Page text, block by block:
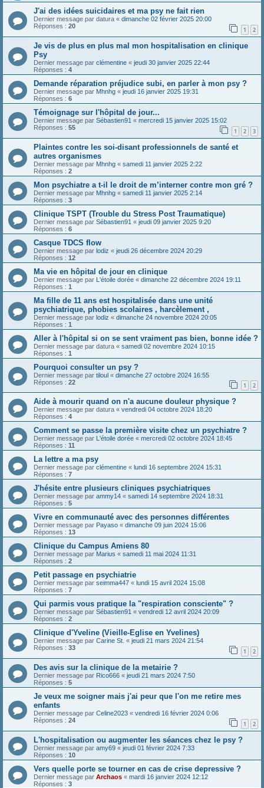
J'ai des idées suicidaires et ma psy ne fait rien
Dernier message par datura « dimanche 02 février 2025 20:00
Réponses : 20 1 2
Je vis de plus en plus mal mon hospitalisation en clinique
Psy
Dernier message par clémentine « jeudi 30 janvier 2025 22:44
Réponses : 4
Demande réparation préjudice subi, en parler à mon psy ?
Dernier message par Mhnhg « jeudi 16 janvier 2025 19:31
Réponses : 6
Témoignage sur l'hôpital de jour...
Dernier message par Sébastien91 « mercredi 15 janvier 2025 15:02
Réponses : 55 1 2 3
Plaintes contre les soi-disant professionnels de santé et
autres organismes
Dernier message par Mhnhg « samedi 11 janvier 2025 2:22
Réponses : 2
Mon psychiatre a t-il le droit de m’interner contre mon gré ?
Dernier message par Mhnhg « samedi 11 janvier 2025 2:14
Réponses : 3
Clinique TSPT (Trouble du Stress Post Traumatique)
Dernier message par Sébastien91 « jeudi 09 janvier 2025 9:20
Réponses : 6
Casque TDCS flow
Dernier message par lodiz « jeudi 26 décembre 2024 20:29
Réponses : 12
Ma vie en hôpital de jour en clinique
Dernier message par L'étoile dorée « dimanche 22 décembre 2024 19:11
Réponses : 1
Ma fille de 11 ans est hospitalisée dans une unité
psychiatrique, phobies scolaires , harcèlement ,
Dernier message par lodiz « dimanche 24 novembre 2024 20:05
Réponses : 1
Aller à l'hôpital si on se sent vraiment pas bien, bonne idée ?
Dernier message par datura « samedi 02 novembre 2024 10:15
Réponses : 1
Pourquoi consulter un psy ?
Dernier message par tiloul « dimanche 27 octobre 2024 16:55
Réponses : 22 1 2
Aide à mourir quand on n'a aucune douleur physique ?
Dernier message par datura « vendredi 04 octobre 2024 18:20
Réponses : 4
Comment se passe la première visite chez un psychiatre ?
Dernier message par L'étoile dorée « mercredi 02 octobre 2024 18:45
Réponses : 11
La lettre a ma psy
Dernier message par clémentine « lundi 16 septembre 2024 15:31
Réponses : 7
J'hésite entre plusieurs cliniques psychiatriques
Dernier message par ammy14 « samedi 14 septembre 2024 18:31
Réponses : 5
Vivre en communauté avec des personnes différentes
Dernier message par Payaso « dimanche 09 juin 2024 15:06
Réponses : 13
Clinique du Campus Amiens 80
Dernier message par Marius « samedi 11 mai 2024 11:31
Réponses : 2
Petit passage en psychiatrie
Dernier message par seimma447 « lundi 15 avril 2024 15:08
Réponses : 7
Qui parmis vous pratique la "respiration consciente" ?
Dernier message par Sébastien91 « vendredi 12 avril 2024 20:09
Réponses : 2
Clinique d'Yveline (Vieille-Eglise en Yvelines)
Dernier message par Carine St. « jeudi 21 mars 2024 21:54
Réponses : 33 1 2
Des avis sur la clinique de la metairie ?
Dernier message par Rico666 « jeudi 21 mars 2024 7:50
Réponses : 5
Je veux me soigner mais j'ai peur que l'on me retire mes
enfants
Dernier message par Celine2023 « vendredi 16 février 2024 0:06
Réponses : 24 1 2
L'hospitalisation ou augmenter les séances chez le psy ?
Dernier message par amy69 « jeudi 01 février 2024 7:33
Réponses : 10
Vers quelle porte se tourner en cas de crise depressive ?
Dernier message par Archaos « mardi 16 janvier 2024 12:12
Réponses : 3